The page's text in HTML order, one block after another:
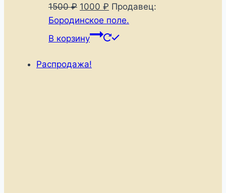
1500₽ Первоначальная
цена
составляла
1500 ₽.
1000 ₽ Текущая
цена:
1000 ₽.
Продавец:
Бородинское поле.
В корзину
Распродажа!